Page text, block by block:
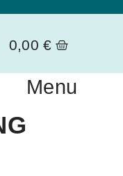
0,00€
Menu